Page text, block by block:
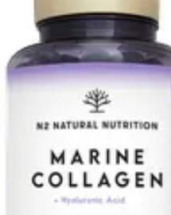
Cursos en Español
Consejos de Aprendizaje
CursosComparativaCursos
Cursos en Español